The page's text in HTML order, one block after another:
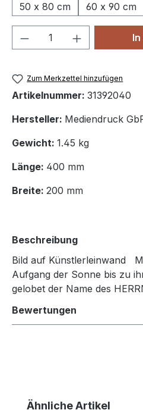
50 x 80 cm
60 x 90 cm
Produkt Anzahl:
Zum Merkzettel hinzufügen
Artikelnummer: 31392040
Hersteller: Mediendruck
Gewicht: 1.45 kg
Länge: 400 mm
Breite: 200 mm
Beschreibung
Bild auf Künstlerleinwand
Aufgang der Sonne bis zu
gelobet der Name des
Bewertungen
Produktgalerie
Ähnliche Artikel